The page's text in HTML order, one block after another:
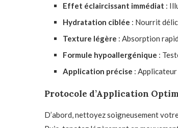
Effet éclaircissant immédiat :
Hydratation ciblée : Nourrit
Texture légère : Absorption
Formule hypoallergénique :
Application précise :
Protocole d’Application
D’abord, nettoyez soigneusement